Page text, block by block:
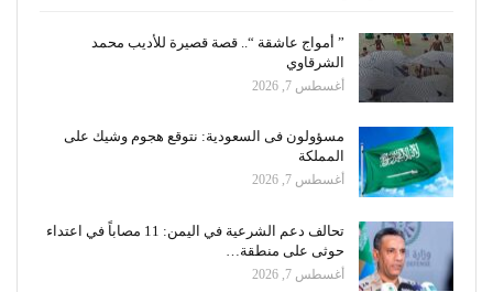
” أمواج عاشقة “.. قصة قصيرة للأديب محمد
الشرقاوي
أغسطس 7, 2026
مسؤولون فى السعودية: نتوقع هجوم وشيك على
المملكة
أغسطس 7, 2026
تحالف دعم الشرعية في اليمن: 11 مصاباً في اعتداء
حوثى على منطقة…
أغسطس 7, 2026